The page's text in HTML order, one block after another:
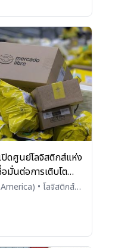
ดศูนย์โลจิสติกส์แห่ง
มั่นต่อการเติบโต
จนตินา • โลจิสติกส์